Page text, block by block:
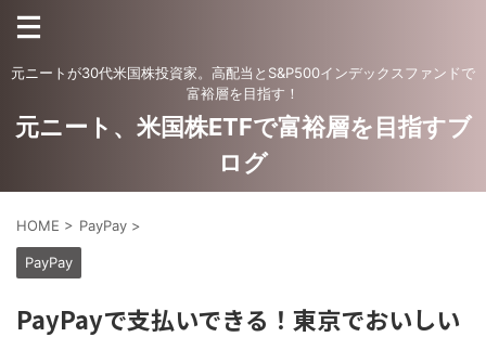
元ニートが30代米国株投資家。高配当とS&P500インデックスファンドで
富裕層を目指す！
元ニート、米国株ETFで富裕層を目指すブ
ログ
HOME > PayPay >
PayPay
PayPayで支払いできる！東京でおいしい